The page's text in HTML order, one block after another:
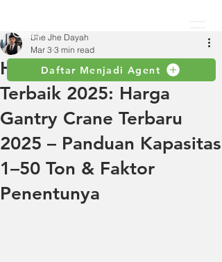
Daftar Menjadi Agent
Hoist Manual Elephant
Terbaik 2025: Harga
Gantry Crane Terbaru
2025 – Panduan Kapasitas
1–50 Ton & Faktor
Penentunya
Bhe Jhe Dayah
Mar 3 3 min read